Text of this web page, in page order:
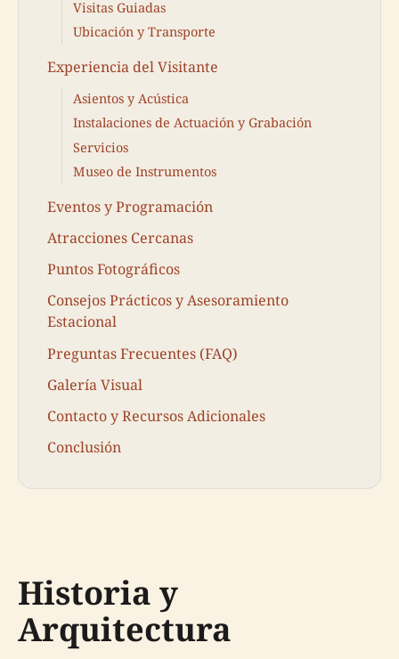
Visitas Guiadas
Ubicación y Transporte
Experiencia del Visitante
Asientos y Acústica
Instalaciones de Actuación y Grabación
Servicios
Museo de Instrumentos
Eventos y Programación
Atracciones Cercanas
Puntos Fotográficos
Consejos Prácticos y Asesoramiento
Estacional
Preguntas Frecuentes (FAQ)
Galería Visual
Contacto y Recursos Adicionales
Conclusión
Historia y
Arquitectura